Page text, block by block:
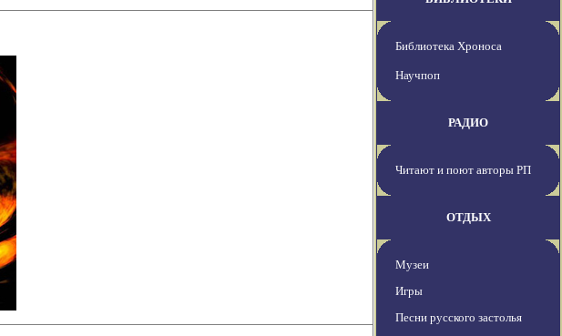
Библиотека Хроноса
Научпоп
РАДИО
Читают и поют авторы РП
ОТДЫХ
Музеи
Игры
Песни русского застолья